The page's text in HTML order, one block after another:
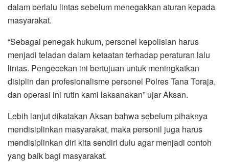
dalam berlalu lintas sebelum menegakkan aturan kepada
masyarakat.
“Sebagai penegak hukum, personel kepolisian harus
menjadi teladan dalam ketaatan terhadap peraturan lalu
lintas. Pengecekan ini bertujuan untuk meningkatkan
disiplin dan profesionalisme personel Polres Tana Toraja,
dan operasi ini rutin kami laksanakan” ujar Aksan.
Lebih lanjut dikatakan Aksan bahwa sebelum pihaknya
mendisiplinkan masyarakat, maka personil juga harus
mendisiplinkan diri kita sendiri dulu agar menjadi contoh
yang baik bagi masyarakat.